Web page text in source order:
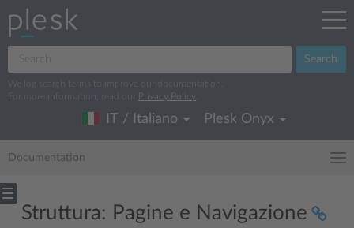
Search
We log search terms to improve our documentation.
For more information, read our
Privacy Policy
IT / Italiano Plesk Onyx
Documentation
Struttura: Pagine e Navigazione